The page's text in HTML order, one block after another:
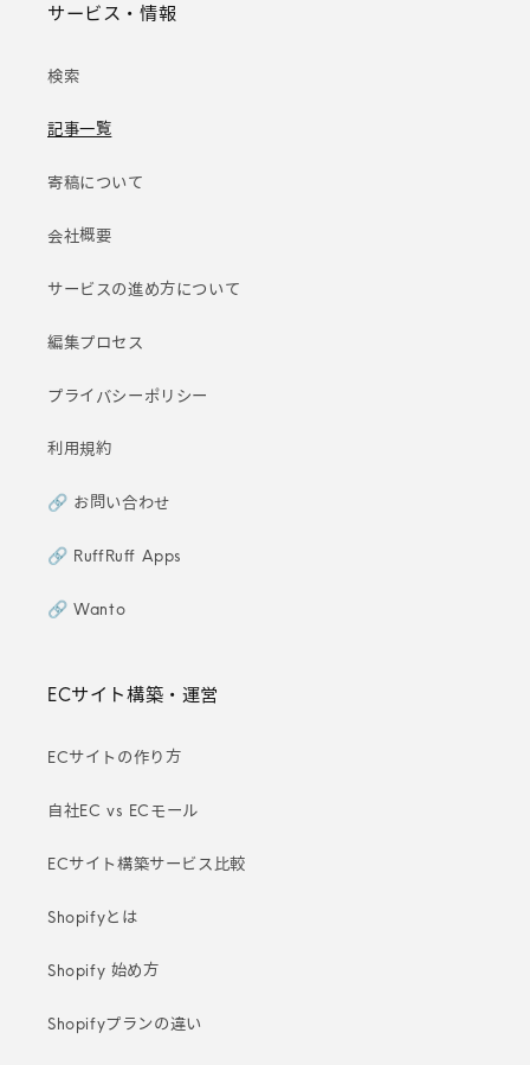
サービス・情報
検索
記事一覧
寄稿について
会社概要
サービスの進め方について
編集プロセス
プライバシーポリシー
利用規約
🔗 お問い合わせ
🔗 RuffRuff Apps
🔗 Wanto
ECサイト構築・運営
ECサイトの作り方
自社EC vs ECモール
ECサイト構築サービス比較
Shopifyとは
Shopify 始め方
Shopifyプランの違い